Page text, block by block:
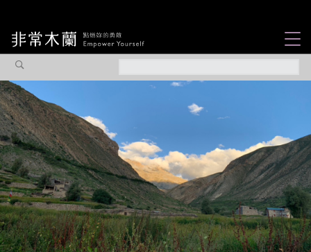
社會企業
認識我們